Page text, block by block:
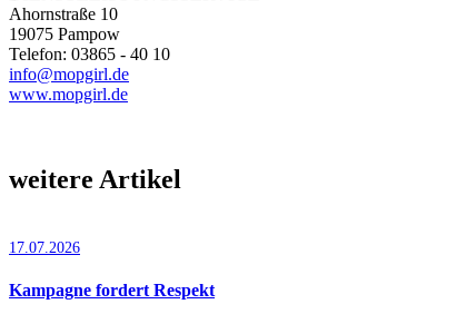
Ahornstraße 10
19075 Pampow
Telefon: 03865 - 40 10
info@mopgirl.de
www.mopgirl.de
weitere Artikel
17.07.2026
Kampagne fordert Respekt